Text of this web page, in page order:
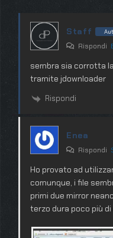
Staff
Rispondi
sembra sia corrotta
tramite jdownloader
Rispondi
Enea
Rispondi
Ho provato ad
comunque, i file
primi due mirror
terzo dura poco più